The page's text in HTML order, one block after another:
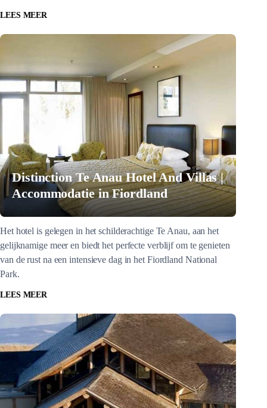
LEES MEER
Distinction Te Anau Hotel And Villas |
Accommodatie in Fiordland
Het hotel is gelegen in het schilderachtige Te Anau, aan het
gelijknamige meer en biedt het perfecte verblijf om te genieten
van de rust na een intensieve dag in het Fiordland National
Park.
LEES MEER